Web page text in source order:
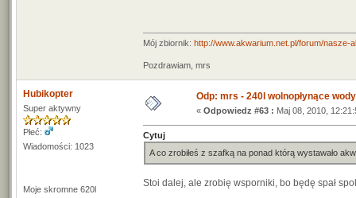
Mój zbiornik: http://www.akwarium.net.pl/forum/
Pozdrawiam, mrs
Hubikopter
Super aktywny
Płeć:
Wiadomości: 1023
Moje skromne 620l
Odp: mrs - 240l wolnopłynące
« Odpowiedz #63 : Maj 08, 2010,
Cytuj
A co zrobiłeś z szafką na ponad którą wystawało
Stoi dalej, ale zrobię wsporniki, bo będę spał